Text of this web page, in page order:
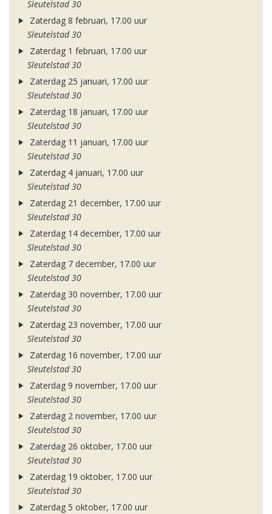
Sleutelstad 30
Zaterdag 8 februari, 17.00 uur
Sleutelstad 30
Zaterdag 1 februari, 17.00 uur
Sleutelstad 30
Zaterdag 25 januari, 17.00 uur
Sleutelstad 30
Zaterdag 18 januari, 17.00 uur
Sleutelstad 30
Zaterdag 11 januari, 17.00 uur
Sleutelstad 30
Zaterdag 4 januari, 17.00 uur
Sleutelstad 30
Zaterdag 21 december, 17.00 uur
Sleutelstad 30
Zaterdag 14 december, 17.00 uur
Sleutelstad 30
Zaterdag 7 december, 17.00 uur
Sleutelstad 30
Zaterdag 30 november, 17.00 uur
Sleutelstad 30
Zaterdag 23 november, 17.00 uur
Sleutelstad 30
Zaterdag 16 november, 17.00 uur
Sleutelstad 30
Zaterdag 9 november, 17.00 uur
Sleutelstad 30
Zaterdag 2 november, 17.00 uur
Sleutelstad 30
Zaterdag 26 oktober, 17.00 uur
Sleutelstad 30
Zaterdag 19 oktober, 17.00 uur
Sleutelstad 30
Zaterdag 5 oktober, 17.00 uur